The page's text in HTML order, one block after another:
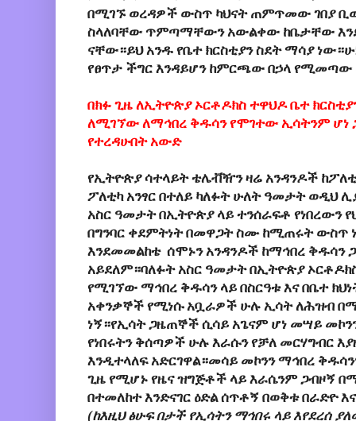
በሚገኙ ወረዳዎች ውስጥ ካህናት ጠምጥመው ገበያ
ስላለባቸው ጥምጣማቸውን አውልቀው ከቤታቸው
ናቸው።ይህ አንዱ የቤተ ክርስቲያን ስደት ማሳያ
የፀጥታ ችግር እንዳይሆን ከምርጫው በኃላ
በክፉ ጊዜ ለኢትዮጵያ ኦርቶዶክስ ተዋህዶ ቤተ
ለሚገኘው ለማኅበረ ቅዱሳን የሞገተው ኢሳትንም ሆነ
የተረዳሁበት አውድ
የኢትዮጵያ ሳተላይት ቴሌቭዥን ዛሬ አንዳንዶች
ፖለቲካ አንፃር በተለይ ካለፉት ሁለት ዓመታት ወዲህ
አስር ዓመታት በኢትዮጵያ ላይ ተንሰራፍቶ የነበረውን
በግንባር ቀደምትነት በመዋጋት ስሙ ከሚጠሩት ውስጥ
እንደመመልከቴ ሰሞኑን አንዳንዶች ከማኅበረ ቅዱሳን
አይደለም።ባለፉት አስር ዓመታት በኢትዮጵያ
የሚገኘው ማኅበረ ቅዱሳን ላይ በስርዓቱ እና በቤተ
አቀንቃኞች የሚነሱ አቧራዎች ሁሉ ኢሳት ለሕዝብ
ነኝ።የኢሳት ጋዜጠኞች ሲሳይ አጌናም ሆነ መሣይ
የነበሩትን ቅሰጣዎች ሁሉ እራሱን የቻለ መርሃግብር
እንዲተላለፍ አድርገዋል።መሳይ መኮንን ማኅበረ
ጊዜ የሚሆኑ የዜና ዝግጅቶች ላይ እራሴንም ጋብዞኝ
በተመለከተ እንድናገር ዕድል ሰጥቶኝ በወቅቱ በራድዮ
(ከእዚህ ፅሁፍ በታች የኢሳትን ማኅበሩ ላይ እየደረሰ